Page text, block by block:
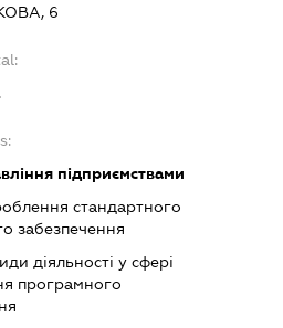
6
підприємствами
стандартного
забезпечення
діяльності у сфері
програмного